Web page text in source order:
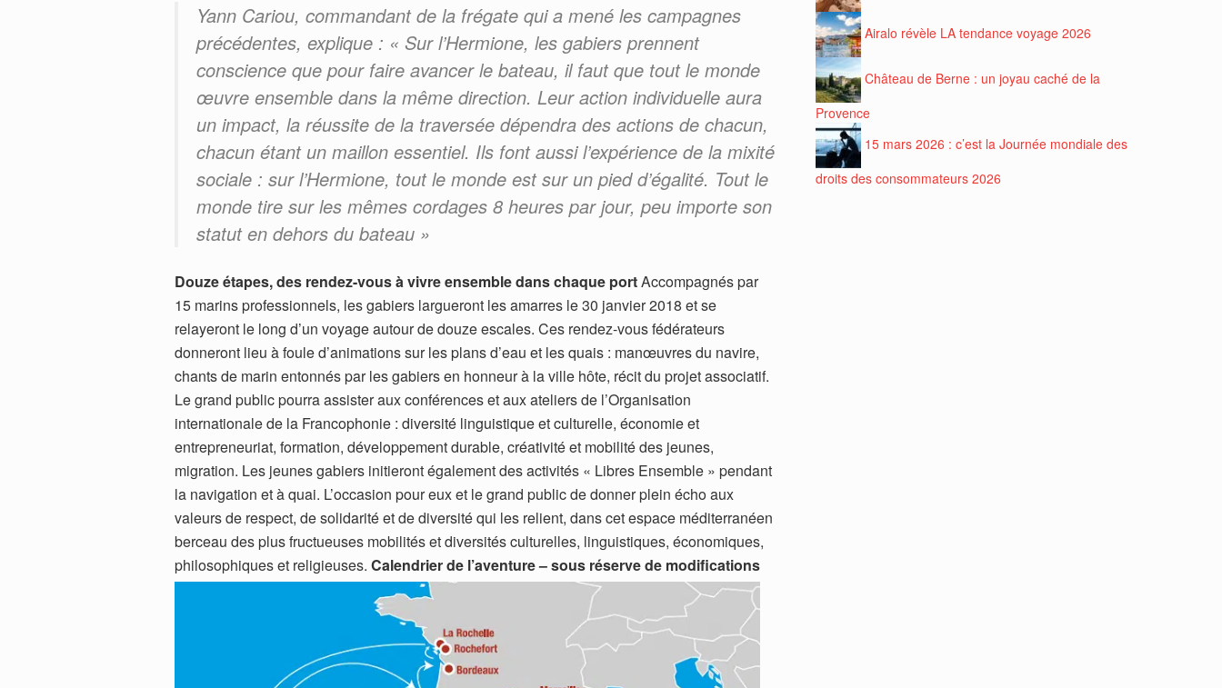
Yann Cariou, commandant de la frégate qui a mené les campagnes
précédentes, explique : « Sur l’Hermione, les gabiers prennent
conscience que pour faire avancer le bateau, il faut que tout le monde
œuvre ensemble dans la même direction. Leur action individuelle aura
un impact, la réussite de la traversée dépendra des actions de chacun,
chacun étant un maillon essentiel. Ils font aussi l’expérience de la mixité
sociale : sur l’Hermione, tout le monde est sur un pied d’égalité. Tout le
monde tire sur les mêmes cordages 8 heures par jour, peu importe son
statut en dehors du bateau »
Douze étapes, des rendez-vous à vivre ensemble dans chaque portAccompagnés par
15 marins professionnels, les gabiers largueront les amarres le 30 janvier 2018 et se
relayeront le long d’un voyage autour de douze escales. Ces rendez-vous fédérateurs
donneront lieu à foule d’animations sur les plans d’eau et les quais : manœuvres du navire,
chants de marin entonnés par les gabiers en honneur à la ville hôte, récit du projet associatif.
Le grand public pourra assister aux conférences et aux ateliers de l’Organisation
internationale de la Francophonie : diversité linguistique et culturelle, économie et
entrepreneuriat, formation, développement durable, créativité et mobilité des jeunes,
migration. Les jeunes gabiers initieront également des activités « Libres Ensemble » pendant
la navigation et à quai. L’occasion pour eux et le grand public de donner plein écho aux
valeurs de respect, de solidarité et de diversité qui les relient, dans cet espace méditerranéen
berceau des plus fructueuses mobilités et diversités culturelles, linguistiques, économiques,
philosophiques et religieuses. Calendrier de l’aventure – sous réserve de modifications
Airalo révèle LA tendance voyage 2026
Château de Berne : un joyau caché de la
Provence
15 mars 2026 : c’est la Journée mondiale des
droits des consommateurs 2026